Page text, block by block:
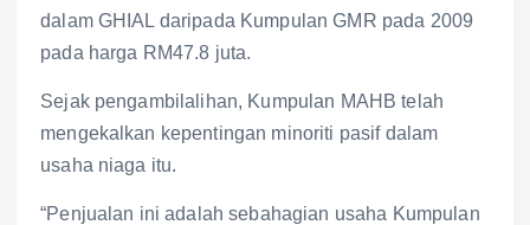
dalam GHIAL daripada Kumpulan GMR pada 2009
pada harga RM47.8 juta.
Sejak pengambilalihan, Kumpulan MAHB telah
mengekalkan kepentingan minoriti pasif dalam
usaha niaga itu.
“Penjualan ini adalah sebahagian usaha Kumpulan